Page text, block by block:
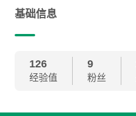
基础信息
126
经验值
9
粉丝